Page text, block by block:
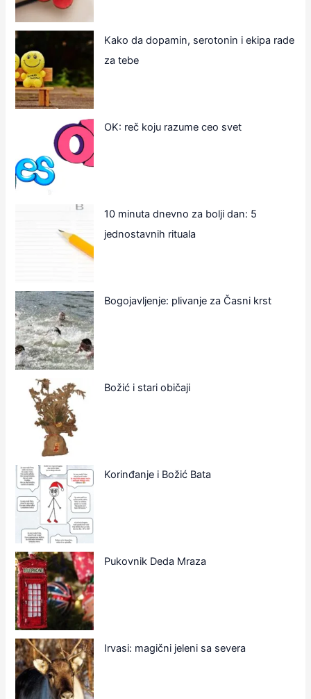
Kako da dopamin, serotonin i ekipa rade
za tebe
OK: reč koju razume ceo svet
10 minuta dnevno za bolji dan: 5
jednostavnih rituala
Bogojavljenje: plivanje za Časni krst
Božić i stari običaji
Korinđanje i Božić Bata
Pukovnik Deda Mraza
Irvasi: magični jeleni sa severa